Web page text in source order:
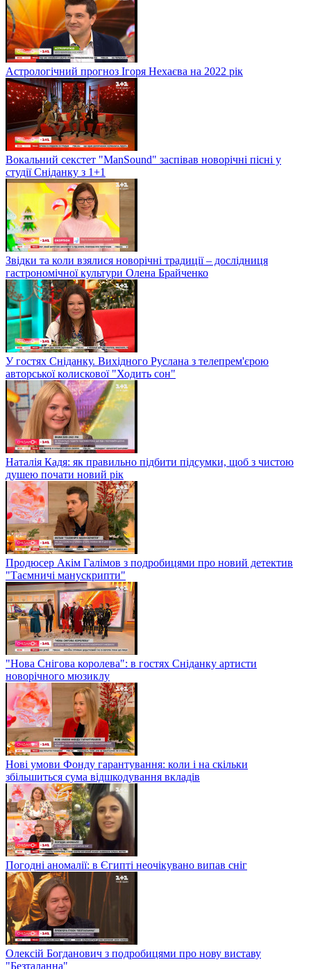
Астрологічний прогноз Ігоря Нехаєва на 2022 рік
Вокальний секстет "ManSound" заспівав новорічні пісні у
студії Сніданку з 1+1
Звідки та коли взялися новорічні традиції – дослідниця
гастрономічної культури Олена Брайченко
У гостях Сніданку. Вихідного Руслана з телепрем'єрою
авторської колискової "Ходить сон"
Наталія Кадя: як правильно підбити підсумки, щоб з чистою
душею почати новий рік
Продюсер Акім Галімов з подробицями про новий детектив
"Таємничі манускрипти"
"Нова Снігова королева": в гостях Сніданку артисти
новорічного мюзиклу
Нові умови Фонду гарантування: коли і на скільки
збільшиться сума відшкодування вкладів
Погодні аномалії: в Єгипті неочікувано випав сніг
Олексій Богданович з подробицями про нову виставу
"Безталанна"